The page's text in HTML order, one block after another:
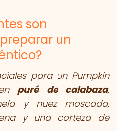
son
un
para un Pumpkin
puré de calabaza,
y nuez moscada,
y una corteza de